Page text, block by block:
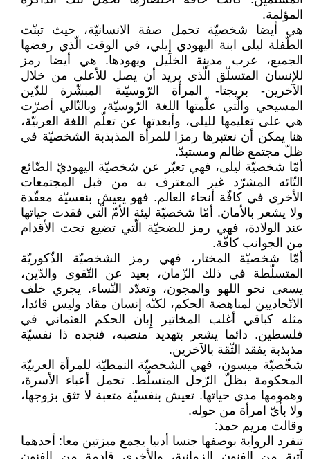
المؤلمة.
هي أيضا شخصيّة تحمل صفة الانسانيّة، حيث تبنّت
الطّفلة ليلى ابنة اليهودي إِيلي، في الوقت الّذي رفضها
الجميع، عرب مدينة الخليل ويهودها. هي أيضا رمز
للإنسان المتسلّق الّذي يريد أن يصل للأعلى من خلال
الآخرين- بريجتا- المرأة الرّوسيّىة المبشّرة للدّين
المسيحي والّتي علّمتها اللغة الرّوسيّة، وبالتّالي أصرّت
هي على تعليمها لليلى، وأبعدتها عن تعلّم اللغة العربيّة،
هنا يمكن أن نعتبرها رمزا للمرأة المذبذبة الشخصيّة في
ظلّ مجتمع ظالم ومستبدّ.
أمّا شخصيّة ليلى، فهي تعبّر عن شخصيّة اليهوديّ الضّائع
التّائه المشرّد غير المعترف به من قبل المجتمعات
الأخرى في كافّة أنحاء العالم. فهو يعيش بنفسيّة معقّدة
ولا يشعر بالأمان. أمّا شخصيّة ليئة الأمّ الّتي فقدت حياتها
عند الولادة، فهي رمز للضحيّة الّتي تضيع تحت الأقدام
من الجوانب كافّة.
أمّا شخصيّة المختار، فهي رمز الشخصيّة الذّكوريّة
المتسلّطة في ذلك الزّمان، بعيد عن التّقوى والدّين،
يسعى نحو اللهو والمجون، وتعدّد النّساء. يجري خلف
الاتّحاديين لمناهضة الحكم، لكنّه إنسان مقاد وليس قائدا،
مثله كباقي أغلب المخاتير إِبان الحكم العثماني في
فلسطين. دائما يشعر بتهديد منصبه، فنجده ذا نفسيّة
مذبذبة يفقد الثّقة بالآخرين.
شخّصيّة ميسون، فهي الشخصيّة النمطيّة للمرأة العربيّة
المحكومة بظلّ الرّجل المتسلّط. تحمل أعباء الأسرة،
وهمومها مدى حياتها. تعيش بنفسيّة متعبة لا تثق بزوجها،
ولا بأيّ امرأة من حوله.
وقالت مريم حمد:
تنفرد الرواية بوصفها جنسا أدبيا يجمع ميزتين معا: أحدهما